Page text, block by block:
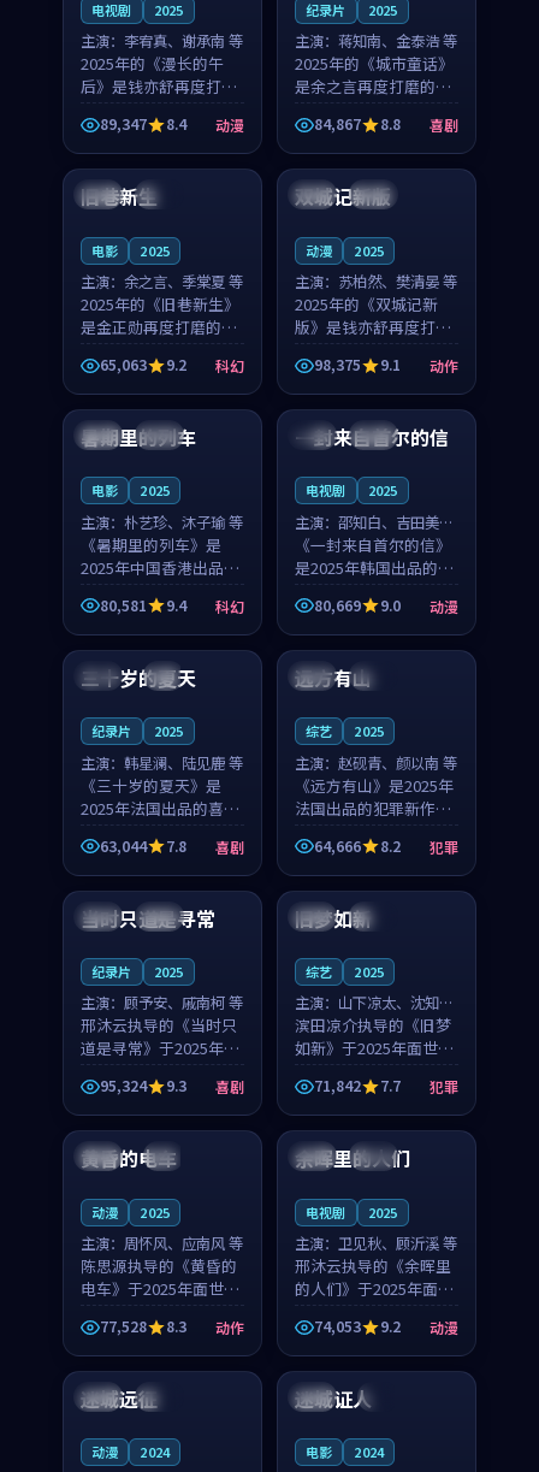
电视剧 2025
主演： 李宥真、谢承南 等
2025年的《漫长的午
后》是钱亦舒再度打磨
的动漫佳作。中国大陆
的取景与海岛日常的氛
围相互成就，李宥真与
谢承南的对手戏自然克
制，让整部影片在悬念
89,347 8.4 动漫
纪录片 2025
主演： 蒋知南、金泰浩 等
2025年的《城市童话》
是余之言再度打磨的喜
剧佳作。美国的取景与
历史战争的氛围相互成
就，蒋知南与金泰浩的
对手戏自然克制，让整
部影片在悬念与温度
84,867 8.8 喜剧
英国 完结
旧巷新生
电影 2025
主演： 余之言、季棠夏 等
2025年的《旧巷新生》
是金正勋再度打磨的科
幻佳作。英国的取景与
雨夜物语的氛围相互成
就，余之言与季棠夏的
对手戏自然克制，让整
部影片在悬念与温度
65,063 9.2 科幻
中国 独播
双城记新版
动漫 2025
主演： 苏柏然、樊清晏 等
2025年的《双城记新
版》是钱亦舒再度打磨
的动作佳作。中国大陆
的取景与沙漠探险的氛
围相互成就，苏柏然与
樊清晏的对手戏自然克
制，让整部影片在悬念
98,375 9.1 动作
中国 杜比
暑期里的列车
电影 2025
主演： 朴艺珍、沐子瑜 等
《暑期里的列车》是
2025年中国香港出品的
科幻新作，主创团队希
望用城市夜归人的故事
让观众停下来想一想。
朴艺珍领衔，沐子瑜担
任重要角色，郑书延的
80,581 9.4 科幻
韩国 热播
一封来自首尔的信
电视剧 2025
主演： 邵知白、吉田美琴
等
《一封来自首尔的信》
是2025年韩国出品的动
漫新作，主创团队希望
用高考往事的故事让观
众停下来想一想。邵知
重要角色，谢承南的
80,669 9.0 动漫
法国 4K
三十岁的夏天
纪录片 2025
主演： 韩星澜、陆见鹿 等
《三十岁的夏天》是
2025年法国出品的喜剧
新作，主创团队希望用
深夜电台的故事让观众
停下来想一想。韩星澜
角色，山田纯一的叙事
63,044 7.8 喜剧
法国 独播
远方有山
综艺 2025
主演： 赵砚青、颜以南 等
《远方有山》是2025年
法国出品的犯罪新作，
主创团队希望用高校追
梦的故事让观众停下来
想一想。赵砚青领衔，
颜以南担任重要角色，
山田纯一的叙事节奏
64,666 8.2 犯罪
泰国 杜比
当时只道是寻常
纪录片 2025
主演： 顾予安、戚南柯 等
邢沐云执导的《当时只
道是寻常》于2025年面
世，泰国的城市气质与
母女情深的人物心境共
同构筑了影片基调。顾
予安、戚南柯用细腻的
表演撑起整部喜剧电
95,324 9.3 喜剧
中国 高分
旧梦如新
综艺 2025
主演： 山下凉太、沈知韵
等
滨田凉介执导的《旧梦
如新》于2025年面世，
中国台湾的城市气质与
异国相遇的人物心境共
同构筑了影片基调。山
下凉太、沈知韵用细腻
的表演撑起整部犯罪
71,842 7.7 犯罪
日本 4K
黄昏的电车
动漫 2025
主演： 周怀风、应南风 等
陈思源执导的《黄昏的
电车》于2025年面世，
日本的城市气质与渔村
故事的人物心境共同构
筑了影片基调。周怀
风、应南风用细腻的表
演撑起整部动作电影，
77,528 8.3 动作
泰国 完结
余晖里的人们
电视剧 2025
主演： 卫见秋、顾沂溪 等
邢沐云执导的《余晖里
的人们》于2025年面
世，泰国的城市气质与
小镇生活的人物心境共
同构筑了影片基调。卫
见秋、顾沂溪用细腻的
表演撑起整部动漫电
74,053 9.2 动漫
韩国 杜比
迷城远征
动漫 2024
日本
迷城证人
电影 2024